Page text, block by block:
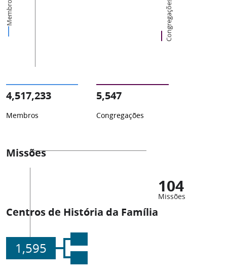
Membros Congregações
4,517,233
Membros
5,547
Congregações
Missões
104
Missões
Centros de História da Família
1,595